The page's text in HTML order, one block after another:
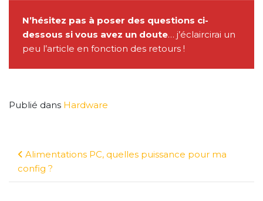
N’hésitez pas à poser des questions ci-
dessous si vous avez un doute… j’éclaircirai un
peu l’article en fonction des retours !
Publié dans Hardware
Alimentations PC, quelles puissance pour ma
config ?